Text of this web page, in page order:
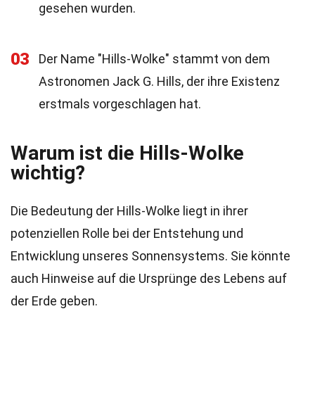
gesehen wurden.
03
Der Name "Hills-Wolke" stammt von dem
Astronomen Jack G. Hills, der ihre Existenz
erstmals vorgeschlagen hat.
Warum ist die Hills-Wolke
wichtig?
Die Bedeutung der Hills-Wolke liegt in ihrer
potenziellen Rolle bei der Entstehung und
Entwicklung unseres Sonnensystems. Sie könnte
auch Hinweise auf die Ursprünge des Lebens auf
der Erde geben.